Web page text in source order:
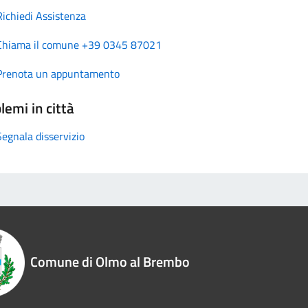
Assistenza
il comune +39 0345 87021
un appuntamento
in città
disservizio
Comune di Olmo al Brembo